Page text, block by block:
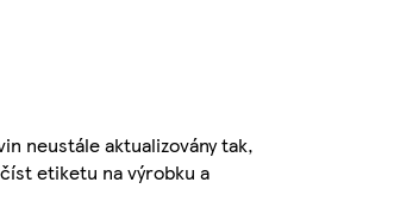
neustále aktualizovány tak,
etiketu na výrobku a